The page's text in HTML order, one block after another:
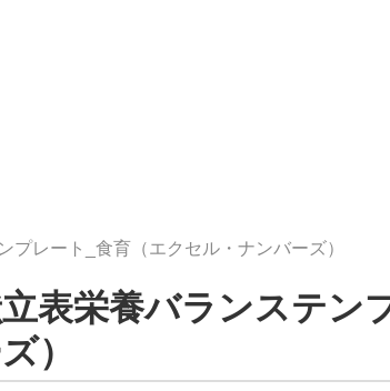
プレート_食育（エクセル・ナンバーズ）
表栄養バランステン
）